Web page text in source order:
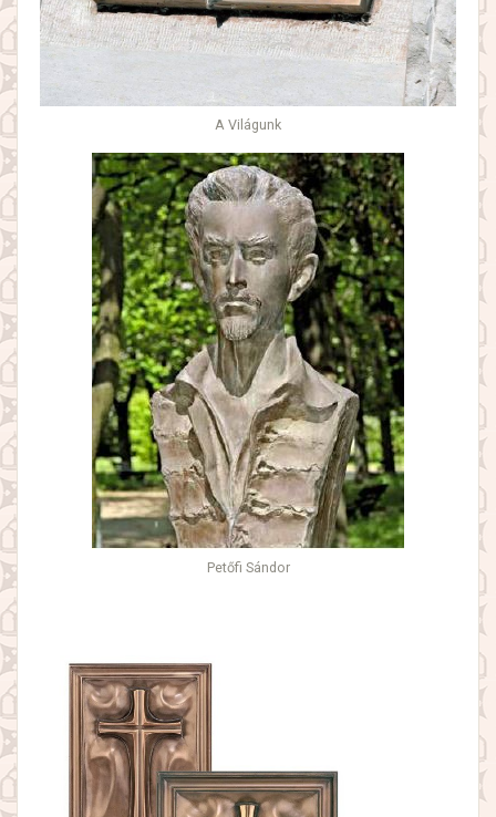
A Világunk
Petőfi Sándor